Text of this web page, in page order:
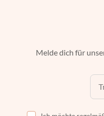
Melde dich für